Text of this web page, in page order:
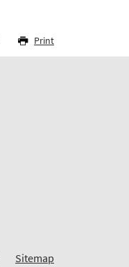
Print
Sitemap